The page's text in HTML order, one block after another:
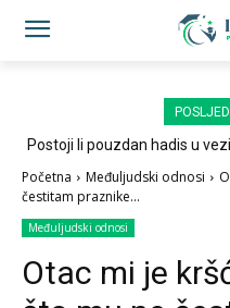
Postoji li pouzdan hadis u
Početna Međuljudski odnosi
čestitam praznike...
Međuljudski odnosi
Otac mi je